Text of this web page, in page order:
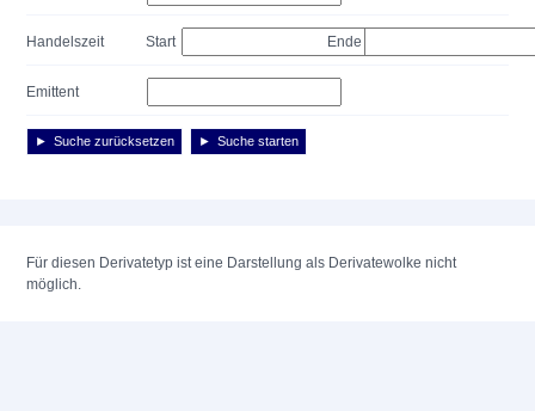
Handelszeit Start Ende
Emittent
Suche zurücksetzen Suche starten
Für diesen Derivatetyp ist eine Darstellung als Derivatewolke nicht
möglich.